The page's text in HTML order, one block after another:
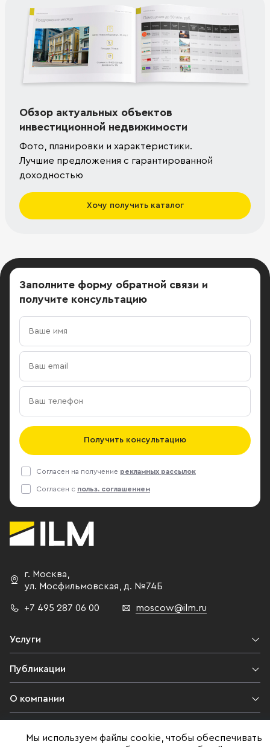
Обзор актуальных объектов
инвестиционной недвижимости
Фото, планировки и характеристики.
Лучшие предложения с гарантированной
доходностью
Хочу получить каталог
Заполните форму обратной связи и
получите консультацию
Получить консультацию
Согласен на получение рекламных рассылок
Согласен с польз. соглашением
г. Москва
ул. Мосфильмовская,
д. №74Б
+7 495 287 06 00 moscow@ilm.ru
Услуги
Публикации
О компании
Мы используем файлы cookie, чтобы обеспечивать